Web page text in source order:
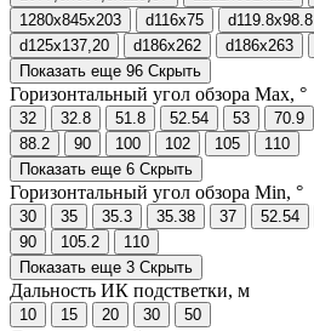
1280x845x203
d116x75 d119.8x98.8
d125x137,20
d186x262 d186x263
Показать еще 96 Скрыть
Горизонтальный угол обзора Max, °
32 32.8 51.8 52.54 53 70.9
88.2
90 100 102 105
110
Показать еще 6 Скрыть
Горизонтальный угол обзора Min, °
30 35 35.3 35.38 37 52.54
90
105.2
110
Показать еще 3 Скрыть
Дальность ИК подстветки, м
10 15 20 30 50